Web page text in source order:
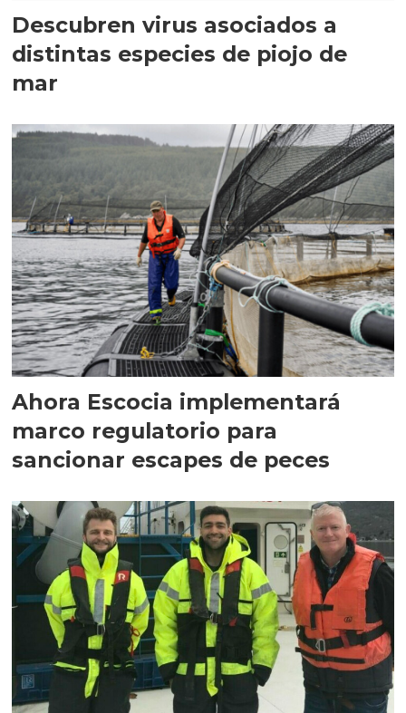
Descubren virus asociados a
distintas especies de piojo de
mar
Ahora Escocia implementará
marco regulatorio para
sancionar escapes de peces